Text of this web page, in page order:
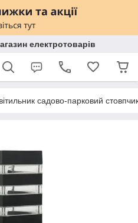
електротоварів
садово-парковий